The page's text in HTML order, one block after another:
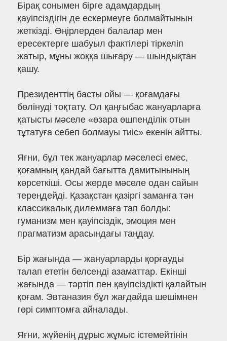
Бірақ сонымен бірге адамдардың
қауіпсіздігін де ескермеуге болмайтынын
жеткізді. Өңірлерден балалар мен
ересектерге шабуыл фактілері тіркеліп
жатыр, мұны жоққа шығару — шындықтан
қашу.
Президенттің басты ойы — қоғамдағы
бөлінуді тоқтату. Ол қаңғыбас жануарларға
қатысты мәселе «өзара өшпенділік отын
тұтатуға себеп болмауы тиіс» екенін айтты.
Яғни, бұл тек жануарлар мәселесі емес,
қоғамның қандай бағытта дамитынының
көрсеткіші. Осы жерде мәселе одан сайын
тереңдейді. Қазақстан қазіргі заманға тән
классикалық дилеммаға тап болды:
гуманизм мен қауіпсіздік, эмоция мен
прагматизм арасындағы таңдау.
Бір жағында — жануарларды қорғауды
талап ететін белсенді азаматтар. Екінші
жағында — тәртіп пен қауіпсіздікті қалайтын
қоғам. Эвтаназия бұл жағдайда шешімнен
гөрі симптомға айналады.
Яғни, жүйенің дұрыс жұмыс істемейтінін